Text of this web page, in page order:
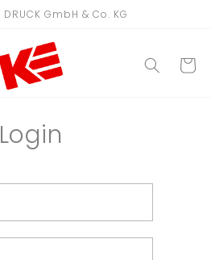
DRUCK GmbH & Co. KG
Login